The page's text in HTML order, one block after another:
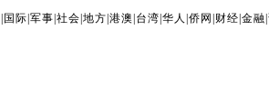
国际 |军事 |社会 |地方 |港澳 台湾 |华人 |侨网 财经 |金融 |